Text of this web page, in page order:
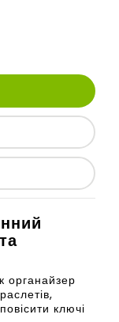
органайзер
ключі